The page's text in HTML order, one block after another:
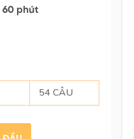
60 phút
54 CÂU